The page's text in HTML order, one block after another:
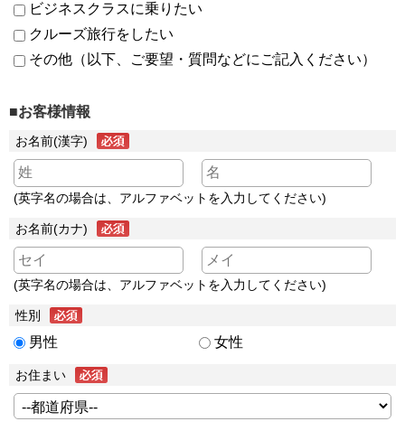
ビジネスクラスに乗りたい
クルーズ旅行をしたい
その他（以下、ご要望・質問などにご記入ください）
■お客様情報
お名前(漢字)
(英字名の場合は、アルファベットを入力してください)
お名前(カナ)
(英字名の場合は、アルファベットを入力してください)
性別
男性 女性
お住まい